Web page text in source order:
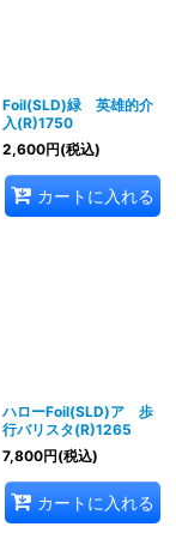
Foil(SLD)緑 英雄的介
入(R)1750
2,600円(税込)
カートに入れる
ハローFoil(SLD)ア 歩
行バリスタ(R)1265
7,800円(税込)
カートに入れる